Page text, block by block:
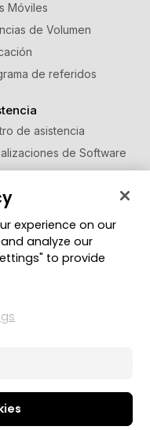
Móviles
de Volumen
de referidos
de asistencia
de Software
de Aprendizaje
región
experience on our
analyze our
to provide